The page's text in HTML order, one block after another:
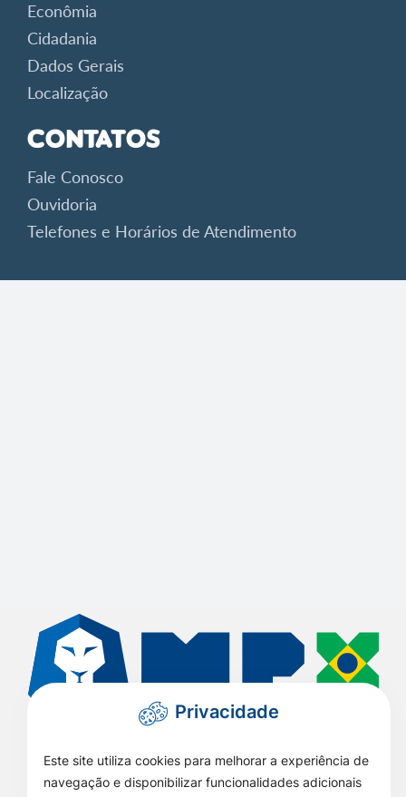
Econômia
Cidadania
Dados Gerais
Localização
Contatos
Fale Conosco
Ouvidoria
Telefones e Horários de Atendimento
Todos os Direitos Reservados - Prefeitura de São José do
Xingu - 2026
Privacidade
Este site utiliza cookies para melhorar a experiência de
navegação e disponibilizar funcionalidades adicionais